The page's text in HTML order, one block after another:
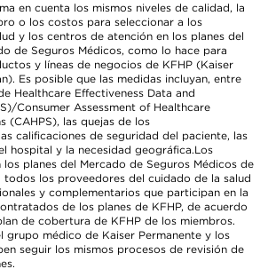
en cuenta los mismos niveles de calidad, la
o los costos para seleccionar a los
y los centros de atención en los planes del
de Seguros Médicos, como lo hace para
y líneas de negocios de KFHP (Kaiser
Es posible que las medidas incluyan, entre
Healthcare Effectiveness Data and
Consumer Assessment of Healthcare
(CAHPS), las quejas de los
calificaciones de seguridad del paciente, las
hospital y la necesidad geográfica.Los
planes del Mercado de Seguros Médicos de
todos los proveedores del cuidado de la salud
y complementarios que participan en la
de los planes de KFHP, de acuerdo
de cobertura de KFHP de los miembros.
grupo médico de Kaiser Permanente y los
seguir los mismos procesos de revisión de